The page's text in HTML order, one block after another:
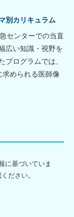
別カリキュラム
センターでの当直
広い知識・視野を
プログラムでは、
められる医師像
に基づいていま
ださい。